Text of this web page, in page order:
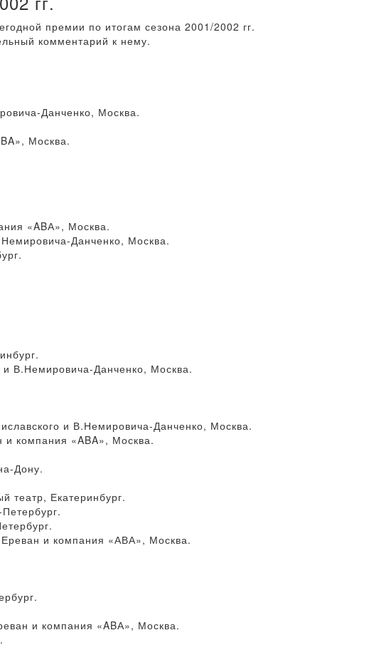
премии по итогам сезона 2001/2002 гг.
комментарий к нему.
Данченко, Москва.
Москва.
«ABА», Москва.
Данченко, Москва.
В.Немировича-Данченко, Москва.
и В.Немировича-Данченко, Москва.
компания «ABA», Москва.
Дону.
театр, Екатеринбург.
и компания «АВА», Москва.
и компания «ABА», Москва.